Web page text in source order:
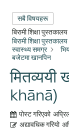
सबै विषयहरू
बिरामी शिक्षा पुस्तकालय
बिरामी शिक्षा पुस्तकालय
स्वास्थ्य समग्र
बजेटमा खानपिन
मितव्ययी
khānā)
पोस्ट गरिएको
अद्यावधिक गरियो